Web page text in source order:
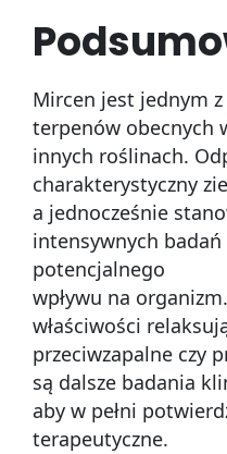
Mircen jest jednym
terpenów obecnych
innych roślinach.
charakterystyczny
a jednocześnie
intensywnych
potencjalnego
wpływu na
właściwości
przeciwzapalne czy
są dalsze badania
aby w pełni
terapeutyczne.